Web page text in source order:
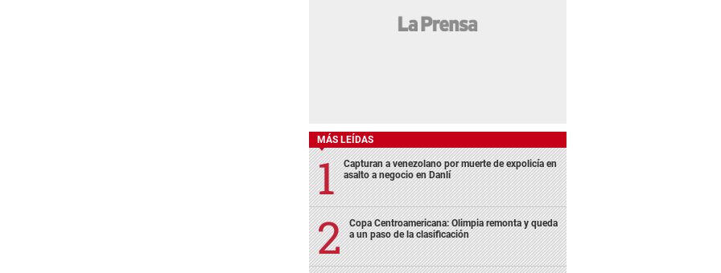
MÁS LEÍDAS
Capturan a venezolano por muerte de expolicía en
asalto a negocio en Danlí
Copa Centroamericana: Olimpia remonta y queda
a un paso de la clasificación